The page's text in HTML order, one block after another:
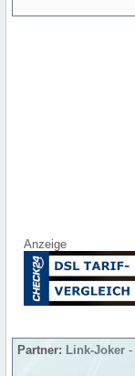
Anzeige
Partner: Link-Joker -